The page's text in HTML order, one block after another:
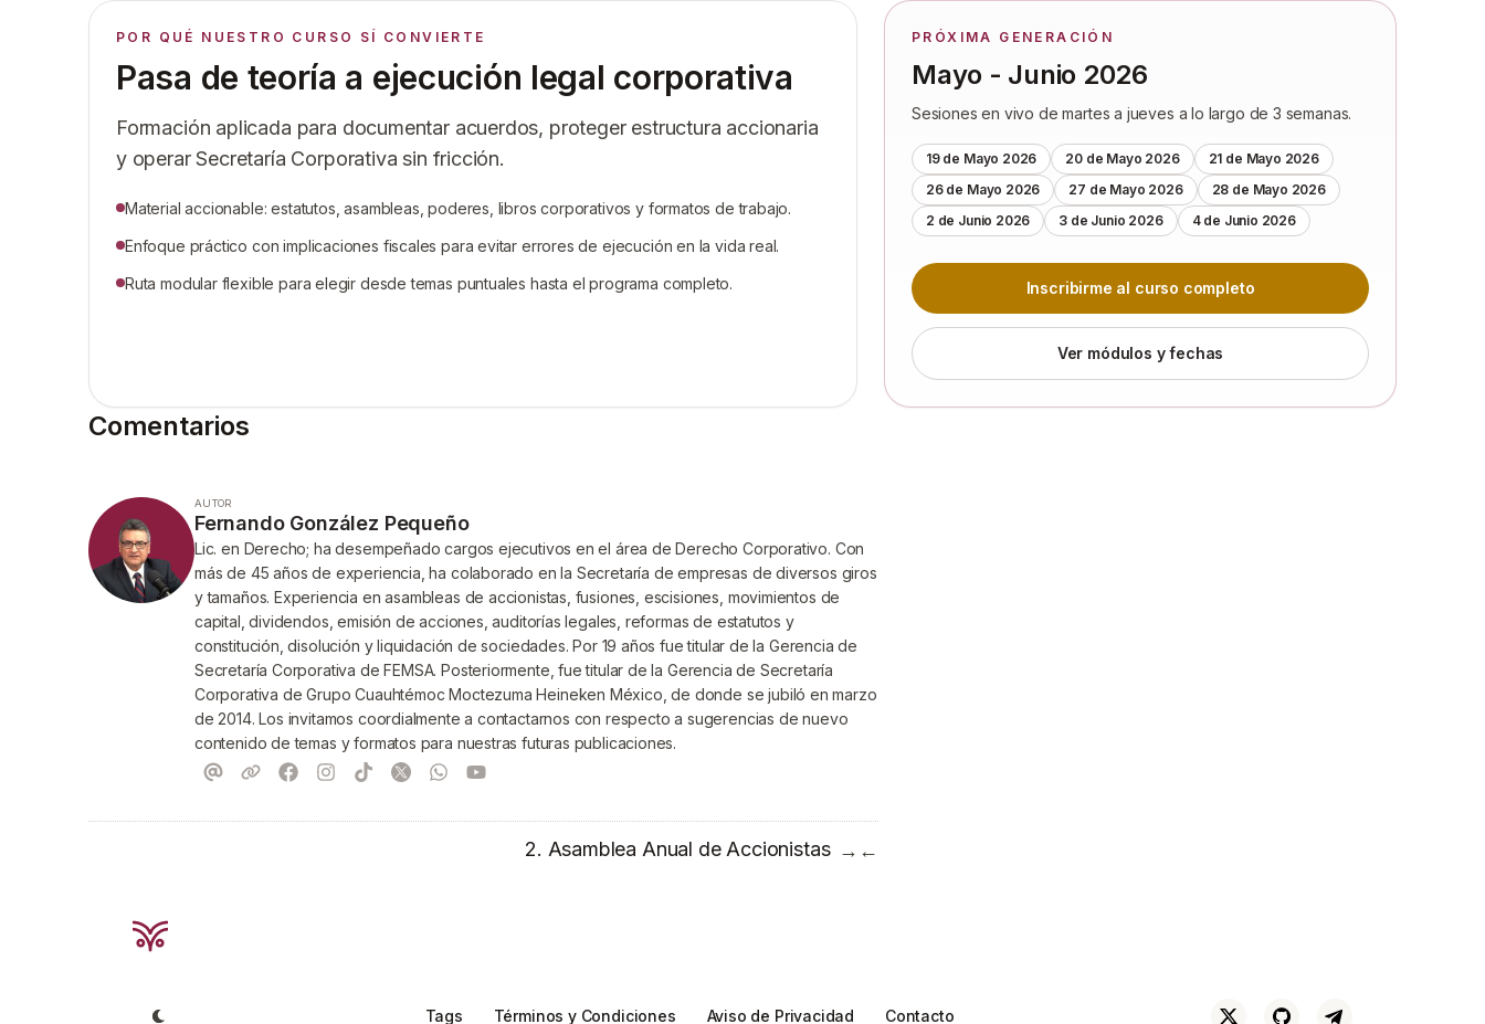
POR QUÉ NUESTRO CURSO SÍ CONVIERTE
Pasa de teoría a ejecución legal corporativa
Formación aplicada para documentar acuerdos, proteger estructura accionaria
y operar Secretaría Corporativa sin fricción.
Material accionable: estatutos, asambleas, poderes, libros corporativos y formatos de trabajo.
Enfoque práctico con implicaciones fiscales para evitar errores de ejecución en la vida real.
Ruta modular flexible para elegir desde temas puntuales hasta el programa completo.
PRÓXIMA GENERACIÓN
Mayo - Junio 2026
Sesiones en vivo de martes a jueves a lo largo de 3 semanas.
19 de Mayo 2026 20 de Mayo 2026
21 de Mayo 2026
26 de Mayo 2026
27 de Mayo 2026
28 de Mayo 2026
2 de Junio 2026
3 de Junio 2026 4 de Junio 2026
Inscribirme al curso completo
Ver módulos y fechas
Comentarios
AUTOR
Fernando González Pequeño
Lic. en Derecho; ha desempeñado cargos ejecutivos en el área de Derecho Corporativo. Con
más de 45 años de experiencia, ha colaborado en la Secretaría de empresas de diversos giros
y tamaños. Experiencia en asambleas de accionistas, fusiones, escisiones, movimientos de
capital, dividendos, emisión de acciones, auditorías legales, reformas de estatutos y
constitución, disolución y liquidación de sociedades. Por 19 años fue titular de la Gerencia de
Secretaría Corporativa de FEMSA. Posteriormente, fue titular de la Gerencia de Secretaría
Corporativa de Grupo Cuauhtémoc Moctezuma Heineken México, de donde se jubiló en marzo
de 2014. Los invitamos coordialmente a contactarnos con respecto a sugerencias de nuevo
contenido de temas y formatos para nuestras futuras publicaciones.
2. Asamblea Anual de Accionistas → ←
Tags Términos y Condiciones Aviso de Privacidad Contacto